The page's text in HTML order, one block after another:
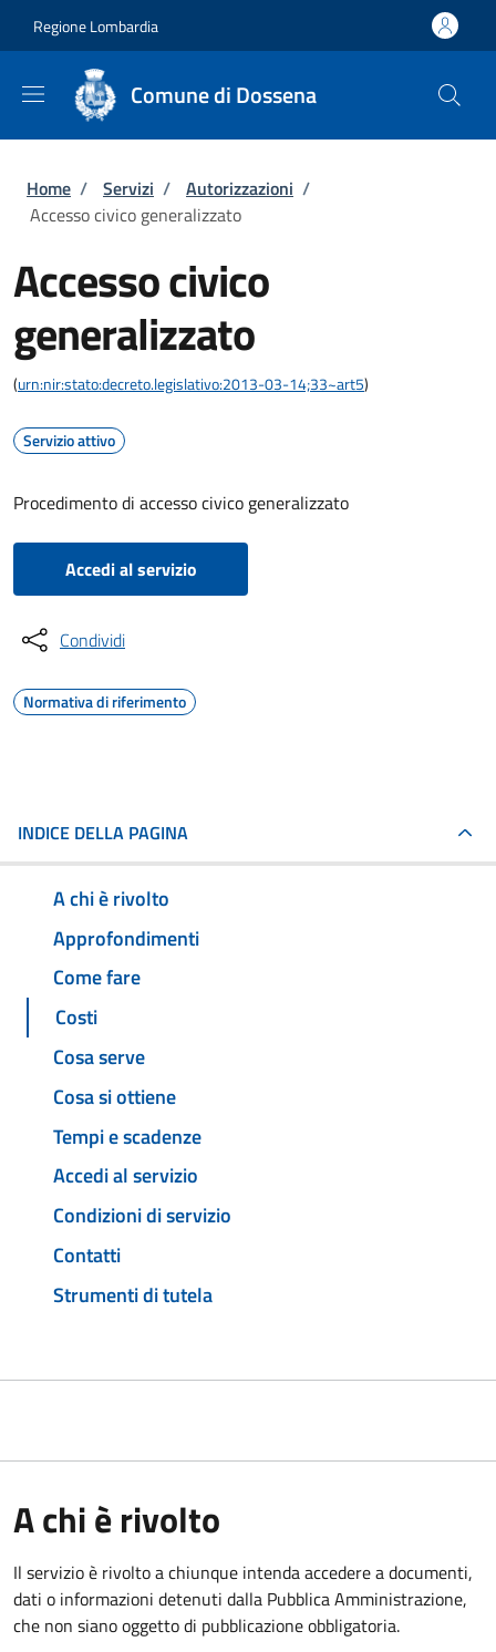
Regione Lombardia
Comune di Dossena
Briciole di pane
Home / Servizi / Autorizzazioni /
Accesso civico generalizzato
Accesso civico
generalizzato
(urn:nir:stato:decreto.legislativo:2013-03-14;33~art5)
Servizio attivo
Procedimento di accesso civico generalizzato
Accedi al servizio
Condividi
Normativa di riferimento
INDICE DELLA PAGINA
A chi è rivolto
Approfondimenti
Come fare
Costi
Cosa serve
Cosa si ottiene
Tempi e scadenze
Accedi al servizio
Condizioni di servizio
Contatti
Strumenti di tutela
A chi è rivolto
Il servizio è rivolto a chiunque intenda accedere a documenti,
dati o informazioni detenuti dalla Pubblica Amministrazione,
che non siano oggetto di pubblicazione obbligatoria.